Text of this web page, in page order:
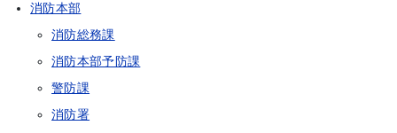
消防本部
消防総務課
消防本部予防課
警防課
消防署